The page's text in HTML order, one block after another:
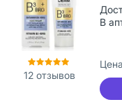
12 отзывов
В
Цена